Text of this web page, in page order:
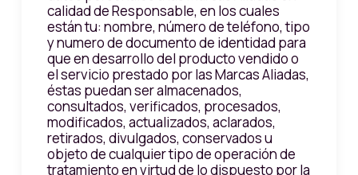
calidad de Responsable, en los cuales
están tu: nombre, número de teléfono, tipo
y numero de documento de identidad para
que en desarrollo del producto vendido o
el servicio prestado por las Marcas Aliadas,
éstas puedan ser almacenados,
consultados, verificados, procesados,
modificados, actualizados, aclarados,
retirados, divulgados, conservados u
objeto de cualquier tipo de operación de
tratamiento en virtud de lo dispuesto por la